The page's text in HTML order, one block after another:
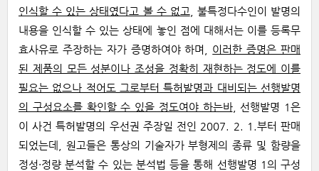
인식할 수 있는 상태였다고 볼 수 없고
, 불특정다수인이 발명의
내용을 인식할 수 있는 상태에 놓인 점에 대해서는 이를 등록무
효사유로 주장하는 자가 증명하여야 하며, 이러한 증명은 판매
된 제품의 모든 성분이나 조성을 정확히 재현하는 정도에 이를
필요는 없으나 적어도 그로부터 특허발명과 대비되는 선행발명
의 구성요소를 확인할 수 있을 정도여야 하는바, 선행발명 1은
이 사건 특허발명의 우선권 주장일 전인 2007. 2. 1.부터 판매
되었는데, 원고들은 통상의 기술자가 부형제의 종류 및 함량을
정성·정량 분석할 수 있는 분석법 등을 통해 선행발명 1의 구성